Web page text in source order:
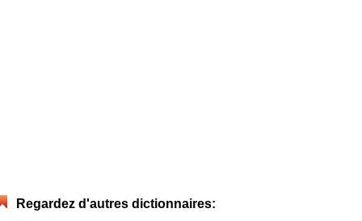
Regardez d'autres dictionnaires: